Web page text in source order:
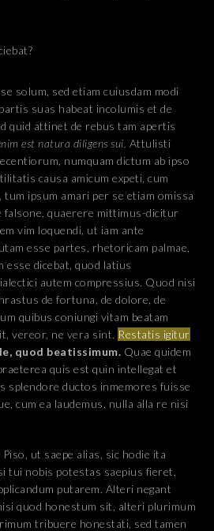
solum, sed etiam cuiusdam modi
suas habeat incolumis et de
quid attinet de rebus tam apertis
est natura diligens sui. Attulisti
numquam dictum ab ipso
causa amicum expeti, cum
ipsum amari per se etiam omissa
quaerere mittimus-dicitur
vim loquendi, ut iam ante
esse partes, rhetoricam palmae,
esse dicebat, quod latius
autem compressius. Quod nisi
de fortuna, de dolore, de
quibus coniungi vitam beatam
vereor, ne vera sint. Restatis igitur
quod beatissimum. Quae quidem
quis est quin intellegat et
splendore ductos inmemores fuisse
cum ea laudemus, nulla alla re nisi
ut saepe alias, sic hodie ita
tui nobis potestas saepius fieret,
putarem. Alteri negant
quod honestum sit, alteri plurimum
tribuere honestati, sed tamen